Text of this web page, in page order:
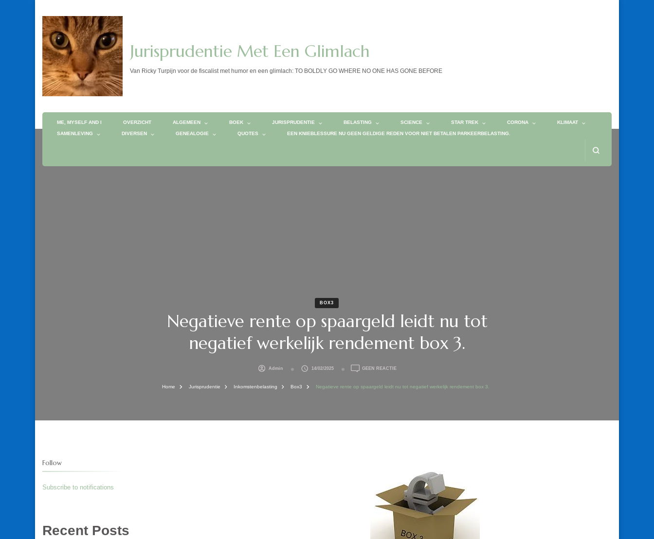
Jurisprudentie Met Een Glimlach
Van Ricky Turpijn voor de fiscalist met humor en een glimlach: TO BOLDLY GO WHERE NO ONE HAS GONE BEFORE
ME, MYSELF AND I OVERZICHT ALGEMEEN BOEK JURISPRUDENTIE BELASTING SCIENCE STAR TREK CORONA KLIMAAT
SAMENLEVING DIVERSEN GENEALOGIE QUOTES EEN KNIEBLESSURE NU GEEN GELDIGE REDEN VOOR NIET BETALEN PARKEERBELASTING.
BOX3
Negatieve rente op spaargeld leidt nu tot
negatief werkelijk rendement box 3.
Admin 14/02/2025 GEEN REACTIEOP
OP
Home Jurisprudentie Inkomstenbelasting Box3 Negatieve rente op spaargeld leidt nu tot negatief werkelijk rendement box 3.
Follow
Subscribe to notifications
Recent Posts